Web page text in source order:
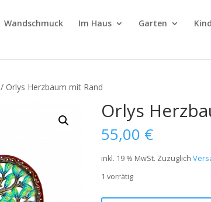
Wandschmuck Im Haus Garten
/ Orlys Herzbaum mit Rand
Orlys
55,00 €
inkl. 19 % MwSt. Zuzüglich
1 vorrätig